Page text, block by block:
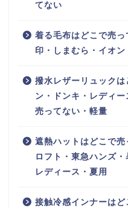
てない
着る毛布はどこで売
印・しまむら・イオ
撥水レザーリュック
ン・ドンキ・レディー
売ってない・軽量
遮熱ハットはどこで売
ロフト・東急ハンズ
レディース・夏用
接触冷感インナーは